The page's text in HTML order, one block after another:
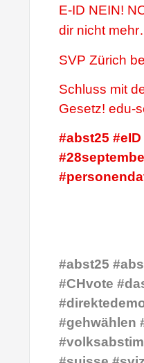
E-ID NEIN!
dir nicht
SVP Zürich
Schluss mit
Gesetz! edu-
#abst25
#abst25
#CHvote
#gehwählen